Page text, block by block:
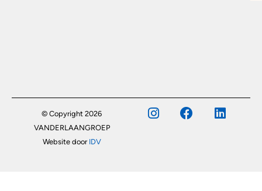
© Copyright 2026
VANDERLAANGROEP
Website door IDV